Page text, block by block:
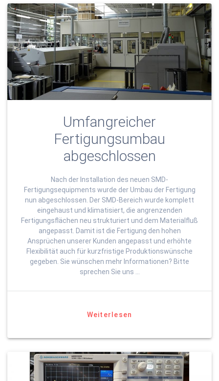
Umfangreicher
Fertigungsumbau
abgeschlossen
Nach der Installation des neuen SMD-
Fertigungsequipments wurde der Umbau der Fertigung
nun abgeschlossen. Der SMD-Bereich wurde komplett
eingehaust und klimatisiert, die angrenzenden
Fertigungsflächen neu strukturiert und dem Materialfluß
angepasst. Damit ist die Fertigung den hohen
Ansprüchen unserer Kunden angepasst und erhöhte
Flexibilität auch für kurzfristige Produktionswünsche
gegeben. Sie wünschen mehr Informationen? Bitte
sprechen Sie uns …
Weiterlesen